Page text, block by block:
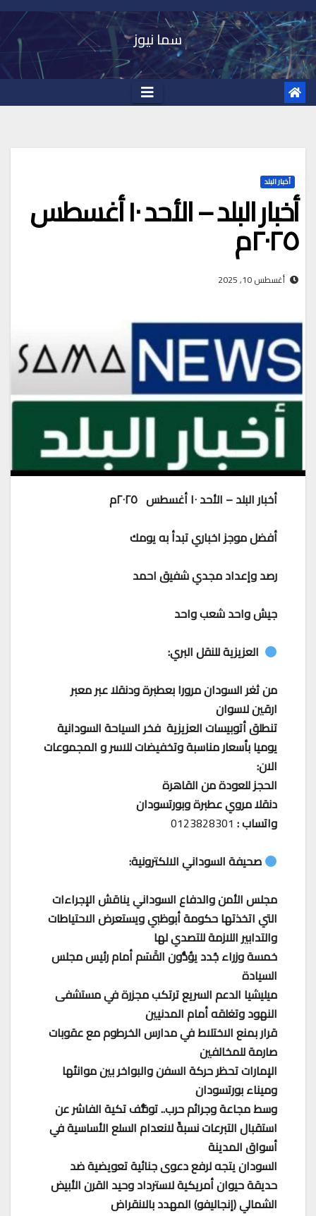
Skip
to
content
سما نيوز
أخبار البلد
أخبار البلد – الأحد ١٠ أغسطس
٢٠٢٥م
أغسطس 10, 2025
أخبار البلد – الأحد ١٠ أغسطس ٢٠٢٥م
أفضل موجز اخباري تبدأ به يومك
رصد وإعداد مجدي شفيق احمد
جيش واحد شعب واحد
العزيزية للنقل البري:
من ثغر السودان مرورا بعطبرة ودنقلا عبر معبر
ارقين لاسوان
تنطلق أتوبيسات العزيزية فخر السياحة السودانية
يوميا بأسعار مناسبة وتخفيضات للاسر و المجموعات
الان:
الحجز للعودة من القاهرة
دنقلا مروي عطبرة وبورتسودان
واتساب : 0123828301
صحيفة السوداني الالكترونية:
مجلس الأمن والدفاع السوداني يناقش الإجراءات
التي اتخذتها حكومة أبوظبي ويستعرض الاحتياطات
والتدابير اللازمة للتصدي لها
خمسة وزراء جُدد يؤدُّون القَسَم أمام رئيس مجلس
السيادة
ميليشيا الدعم السريع ترتكب مجزرة في مستشفى
النهود وتغلقه أمام المدنيين
قرار بمنع الاختلاط في مدارس الخرطوم مع عقوبات
صارمة للمخالفين
الإمارات تحظر حركة السفن والبواخر بين موانئها
وميناء بورتسودان
وسط مجاعة وجرائم حرب.. توقُّف تكية الفاشر عن
استقبال التبرعات نسبةً لانعدام السلع الأساسية في
أسواق المدينة
السودان يتجه لرفع دعوى جنائية تعويضية ضد
حديقة حيوان أمريكية لاسترداد وحيد القرن الأبيض
الشمالي (إنجاليفو) المهدد بالانقراض